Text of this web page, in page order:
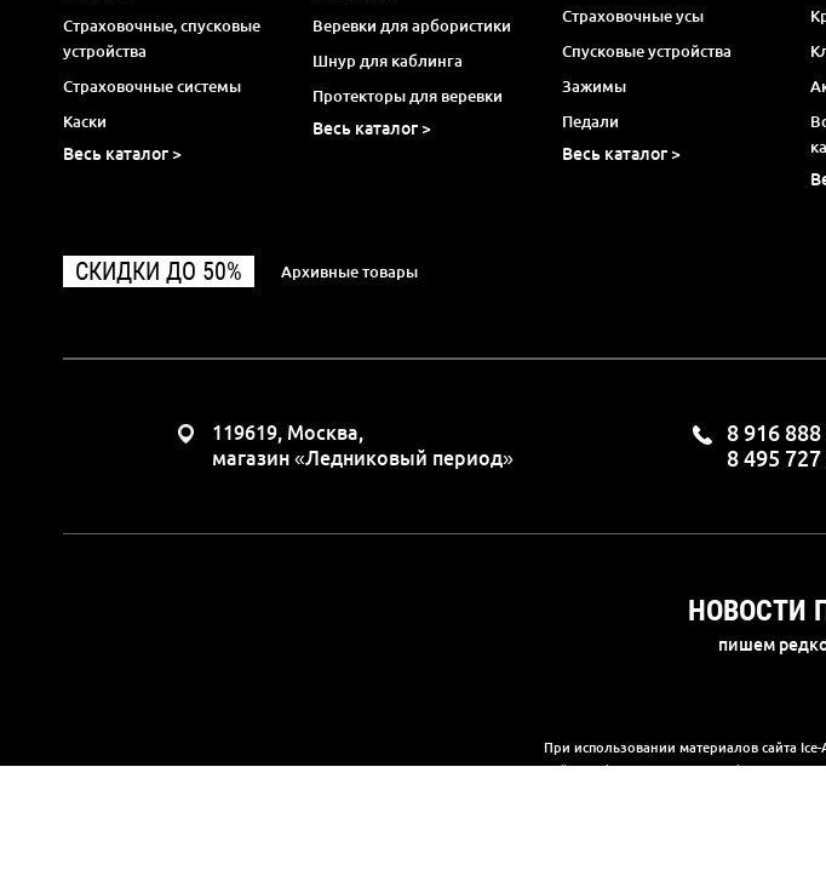
Страховочные, спусковые
устройства
Страховочные системы
Каски
Весь каталог >
Веревки для арбористики
Шнур для каблинга
Протекторы для веревки
Весь каталог >
Страховочные усы
Спусковые устройства
Зажимы
Педали
Весь каталог >
СКИДКИ ДО 50% Архивные товары
119619, Москва,
магазин «Ледниковый период»
8 916 888
8 495 727
НОВОСТИ
пишем
При использовании материалов сайта
Вся представленная на сайте информация носит